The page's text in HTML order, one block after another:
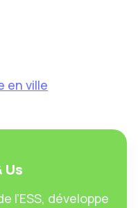
en ville
Us
l’ESS, développe